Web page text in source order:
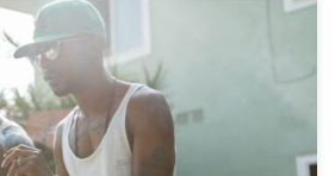
podczas lockdownu: Marihuana czy
była „niezbędna” podczas
do tej samej kategorii co inne legalne
wywarła bezprecedensowy i
firmy i sektory na całym świecie.